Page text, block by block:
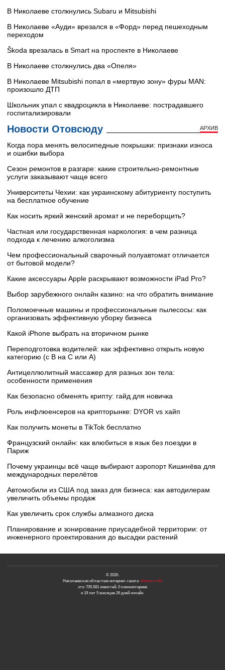
В Николаеве столкнулись Subaru и Mitsubishi
В Николаеве «Ауди» врезался в «Форд» перед пешеходным
переходом
Škoda врезалась в Smart на проспекте в Николаеве
В Николаеве столкнулись два «Опеля»
В Николаеве Mitsubishi попал в «мертвую зону» фуры MAN:
произошло ДТП
Школьник упал с квадроцикла в Николаеве: пострадавшего
госпитализировали
Новости Отовсюду АРХИВ
Когда пора менять велосипедные покрышки: признаки износа
и ошибки выбора
Сезон ремонтов в разгаре: какие строительно-ремонтные
услуги заказывают чаще всего
Университеты Чехии: как украинскому абитуриенту поступить
на бесплатное обучение
Как носить яркий женский аромат и не переборщить?
Частная или государственная наркология: в чем разница
подхода к лечению алкоголизма
Чем профессиональный сварочный полуавтомат отличается
от бытовой модели?
Какие аксессуары Apple раскрывают возможности iPad Pro?
Выбор зарубежного онлайн казино: на что обратить внимание
Поломоечные машины и профессиональные пылесосы: как
организовать эффективную уборку бизнеса
Какой iPhone выбрать на вторичном рынке
Переподготовка водителей: как эффективно открыть новую
категорию (с B на C или А)
Антицеллюлитный массажер для разных зон тела:
особенности применения
Как безопасно обменять крипту: гайд для новичка
Роль инфлюенсеров на крипторынке: DYOR vs хайп
Как получить монеты в TikTok бесплатно
Французский онлайн: как влюбиться в язык без поездки в
Париж
Почему украинцы всё чаще выбирают аэропорт Кишинёва для
международных перелётов
Автомобили из США под заказ для бизнеса: как автодилерам
увеличить объемы продаж
Как увеличить срок службы алмазного диска
Планирование и зонирование приусадебной территории: от
инженерного проектирования до высадки растений
© 2026.
Николаевская областная интернет-газета«Новости N»
это: 705,581 новостей, 0 комментариев
и 19 лет 5 месяцев 26 дней онлайн.